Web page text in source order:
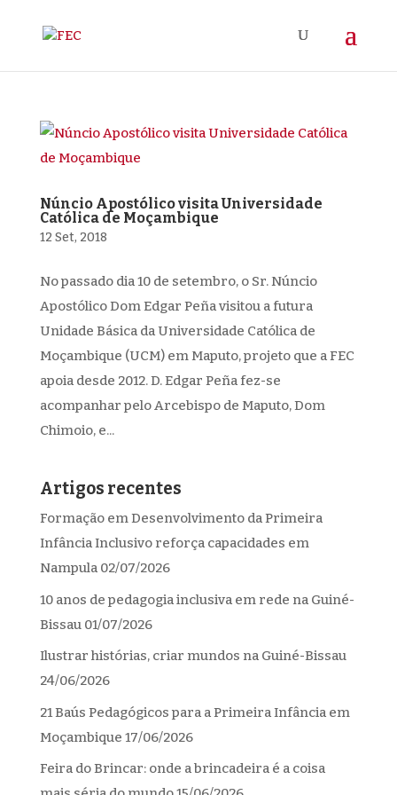
Núncio Apostólico visita Universidade
Católica de Moçambique
12 Set, 2018
No passado dia 10 de setembro, o Sr. Núncio
Apostólico Dom Edgar Peña visitou a futura
Unidade Básica da Universidade Católica de
Moçambique (UCM) em Maputo, projeto que a FEC
apoia desde 2012. D. Edgar Peña fez-se
acompanhar pelo Arcebispo de Maputo, Dom
Chimoio, e...
Artigos recentes
Formação em Desenvolvimento da Primeira
Infância Inclusivo reforça capacidades em
Nampula 02/07/2026
10 anos de pedagogia inclusiva em rede na Guiné-
Bissau 01/07/2026
Ilustrar histórias, criar mundos na Guiné-Bissau
24/06/2026
21 Baús Pedagógicos para a Primeira Infância em
Moçambique 17/06/2026
Feira do Brincar: onde a brincadeira é a coisa